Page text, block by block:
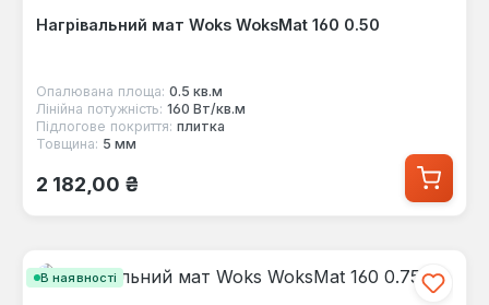
Нагрівальний мат Woks WoksMat 160 0.50
Опалювана площа: 0.5 кв.м
Лінійна потужність: 160 Вт/кв.м
Підлогове покриття: плитка
Товщина: 5 мм
Звичайна ціна:
2 182,00 ₴
В наявності